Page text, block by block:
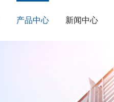
产品中心 新闻中心